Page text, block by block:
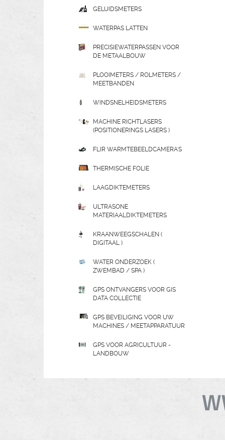
GELUIDSMETERS
WATERPAS LATTEN
PRECISIEWATERPASSEN VOOR
DE METAALBOUW
PLOOIMETERS / ROLMETERS /
MEETBANDEN
WINDSNELHEIDSMETERS
MACHINE RICHTLASERS
(POSITIONERINGS LASERS )
FLIR WARMTEBEELDCAMERA'S
THERMISCHE FOLIE
LAAGDIKTEMETERS
ULTRASONE
MATERIAALDIKTEMETERS
KRAANWEEGSCHALEN (
DIGITAAL )
WATER ONDERZOEK (
ZWEMBAD / SPA )
GPS ONTVANGERS VOOR GIS
DATA COLLECTIE
GPS BEVEILIGING VOOR UW
MACHINES / MEETAPPARATUUR
GPS VOOR AGRICULTUUR -
LANDBOUW